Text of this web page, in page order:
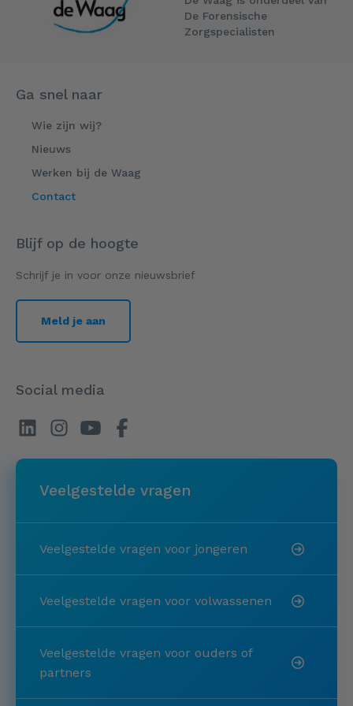
De Forensische
Zorgspecialisten
Ga snel naar
Wie zijn wij?
Nieuws
Werken bij de Waag
Contact
Blijf op de hoogte
Schrijf je in voor onze nieuwsbrief
Meld je aan
Social media
Veelgestelde vragen
Veelgestelde vragen voor jongeren
Veelgestelde vragen voor volwassenen
Veelgestelde vragen voor ouders of
partners